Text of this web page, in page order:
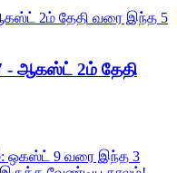
- ஆகஸ்ட் 2ம் தேதி